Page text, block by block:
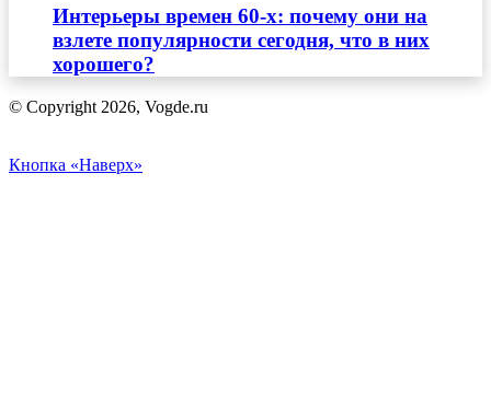
Интерьеры времен 60-х: почему они на
взлете популярности сегодня, что в них
хорошего?
© Copyright 2026, Vogde.ru
Кнопка «Наверх»